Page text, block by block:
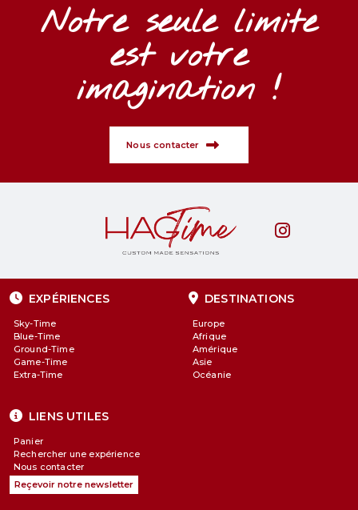
Notre seule limite
est votre
imagination !
Nous contacter
EXPÉRIENCES
Sky-Time
Blue-Time
Ground-Time
Game-Time
Extra-Time
DESTINATIONS
Europe
Afrique
Amérique
Asie
Océanie
LIENS UTILES
Panier
Rechercher une expérience
Nous contacter
Reçevoir notre newsletter